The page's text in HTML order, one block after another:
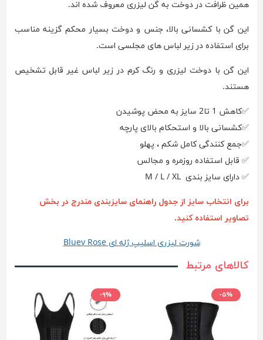
همین ظرافت در دوخت به گن لیزری معروف شده اند.
این گن با کشسانی بالا، جنس و دوخت بسیار محکم گزینه مناسب
برای استفاده در زیر لباس های مجلسی است.
این گن با دوخت لیزری و رنگ کرم در زیر لباس غیر قابل تشخیص
هستند.
✅کاهش 1 تا2 سایز به محض پوشیدن
✅کشسانی بالا و استحکام بالای پارچه
✅جمع کنندگی کامل شکم ، پهلو
✅ قابل استفاده روزمره و مجالس
✅ دارای سایز بندی M / L / XL
برای انتخاب سایز از جدول راهنمای سایزبندی مندرج در بخش
تصاویر استفاده کنید.
شورت لیزری اسلیپ ژله ای Bluev Rose
کالاهای مرتبط
-۵% -۹%